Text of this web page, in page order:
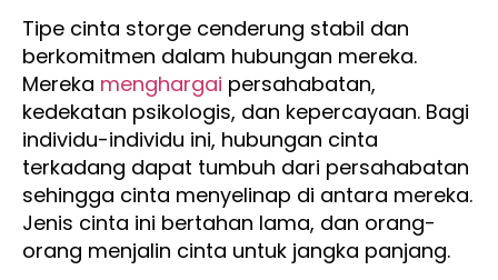
Tipe cinta storge cenderung stabil dan
berkomitmen dalam hubungan mereka.
Mereka menghargai persahabatan,
kedekatan psikologis, dan kepercayaan. Bagi
individu-individu ini, hubungan cinta
terkadang dapat tumbuh dari persahabatan
sehingga cinta menyelinap di antara mereka.
Jenis cinta ini bertahan lama, dan orang-
orang menjalin cinta untuk jangka panjang.